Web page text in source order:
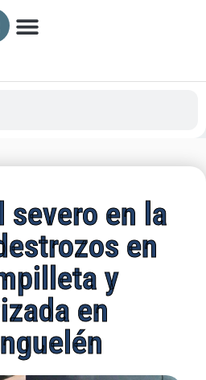
severo en la
en
y
en